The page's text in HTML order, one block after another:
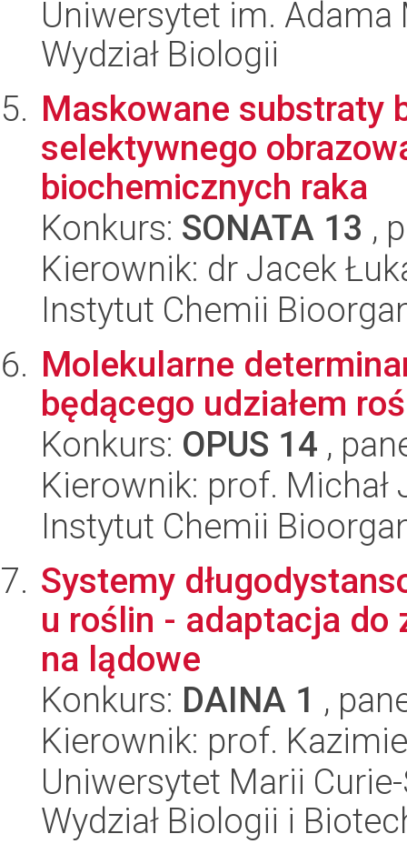
Uniwersytet im.
Wydział Biologii
Maskowane substraty
selektywnego
biochemicznych raka
Konkurs: SONATA 13 ,
Kierownik: dr Jacek
Instytut Chemii
Molekularne
będącego udziałem
Konkurs: OPUS 14 ,
Kierownik: prof. Michał
Instytut Chemii
Systemy
u roślin - adaptacja do
na lądowe
Konkurs: DAINA 1 ,
Kierownik: prof.
Uniwersytet Marii
Wydział Biologii i